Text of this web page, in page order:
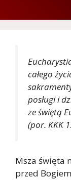
całego
posługi i
ze świętą
(por. KKK
Msza święta
przed